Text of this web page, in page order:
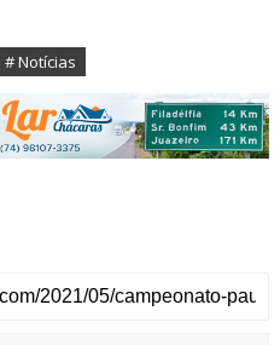
# Notícias